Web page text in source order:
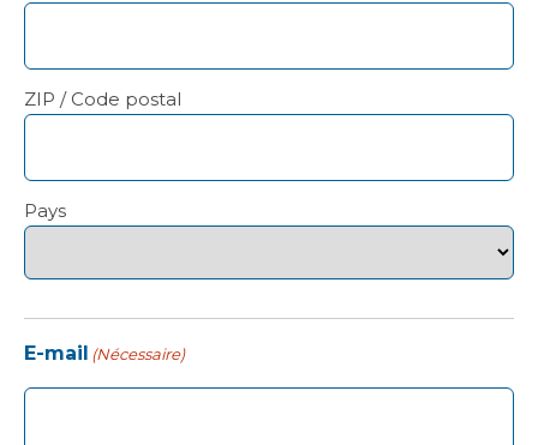
ZIP / Code postal
Pays
E-mail (Nécessaire)